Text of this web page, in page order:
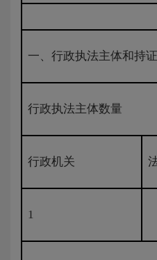
一、行政执法主体和持
行政执法主体数量
行政机关
1